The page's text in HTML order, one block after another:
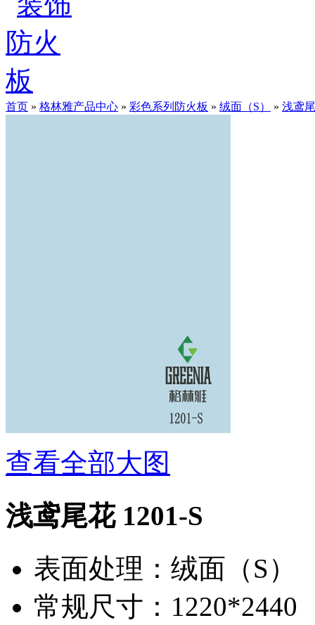
首页 » 格林雅产品中心 » 彩色系列防火板 » 绒面（S） » 浅鸢
查看全部大图
浅鸢尾花 1201-S
表面处理 ： 绒面（S）
常规尺寸 ： 1220*2440